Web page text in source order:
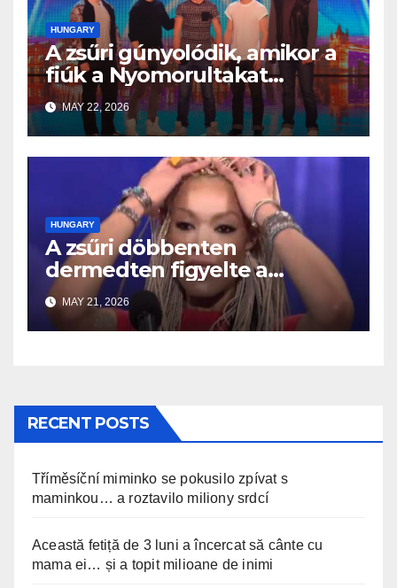
HUNGARY
A zsűri gúnyolódik, amikor a
fiúk a Nyomorultakat
választják — majd néhány
másodperc alatt minden
megváltozik
MAY 22, 2026
HUNGARY
A zsűri döbbenten
dermedten figyelte a
fellépését
MAY 21, 2026
RECENT POSTS
Tříměsíční miminko se pokusilo zpívat s
maminkou… a roztavilo miliony srdcí
Această fetiță de 3 luni a încercat să cânte cu
mama ei… și a topit milioane de inimi